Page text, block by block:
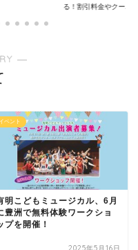
る！割引料金やクーポ...
―
イベント
明こどもミュージカル、6月
豊洲で無料体験ワークショ
プを開催！